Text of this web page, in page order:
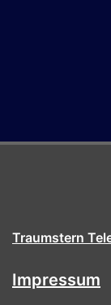
Traumstern
Impressum